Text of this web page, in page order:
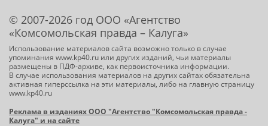
© 2007-2026 год ООО «Агентство
«Комсомольская правда – Калуга»
Использование материалов сайта возможно только в случае
упоминания www.kp40.ru или других изданий, чьи материалы
размещены в ПДФ-архиве, как первоисточника информации.
В случае использования материалов на других сайтах обязательна
активная гиперссылка на эти материалы, либо на главную страницу
www.kp40.ru
Реклама в изданиях ООО "Агентство "Комсомольская правда -
Калуга" и на сайте